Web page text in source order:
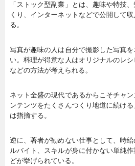
「ストック型副業」とは、趣味や特技
くり、インターネットなどで公開して
る。
写真が趣味の人は自分で撮影した写真
い。料理が得意な人はオリジナルのレ
などの方法が考えられる。
ネット全盛の現代であるからこそチャ
ンテンツをたくさんつくり地道に続け
は指摘する。
逆に、著者が勧めない仕事として、時
ルバイト、スキルが身に付かない単純
どが挙げられている。